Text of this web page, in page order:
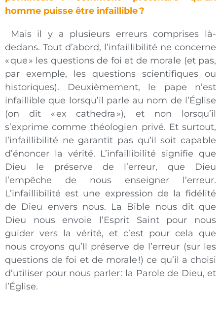
homme puisse être infaillible ?
Mais il y a plusieurs erreurs comprises là-
dedans. Tout d’abord, l’infaillibilité ne concerne
« que » les questions de foi et de morale (et pas,
par exemple, les questions scientifiques ou
historiques). Deuxièmement, le pape n’est
infaillible que lorsqu’il parle au nom de l’Église
(on dit « ex cathedra »), et non lorsqu’il
s’exprime comme théologien privé. Et surtout,
l’infaillibilité ne garantit pas qu’il soit capable
d’énoncer la vérité. L’infaillibilité signifie que
Dieu le préserve de l’erreur, que Dieu
l’empêche de nous enseigner l’erreur.
L’infaillibilité est une expression de la fidélité
de Dieu envers nous. La Bible nous dit que
Dieu nous envoie l’Esprit Saint pour nous
guider vers la vérité, et c’est pour cela que
nous croyons qu’Il préserve de l’erreur (sur les
questions de foi et de morale !) ce qu’il a choisi
d’utiliser pour nous parler : la Parole de Dieu, et
l’Église.